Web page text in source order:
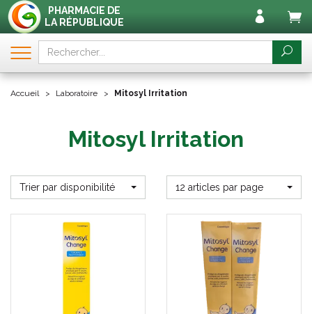
PHARMACIE DE
LA RÉPUBLIQUE
Accueil Laboratoire Mitosyl Irritation
Mitosyl Irritation
Trier par disponibilité 12 articles par page